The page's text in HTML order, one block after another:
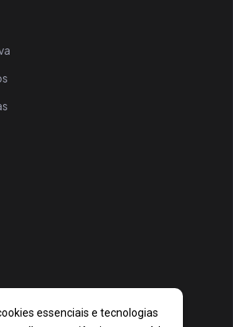
essenciais e tecnologias